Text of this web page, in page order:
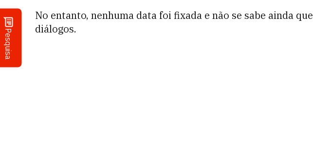
Pesquisa
No entanto, nenhuma data foi fixada e não se sabe ainda
diálogos.